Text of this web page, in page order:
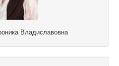
Владиславовна